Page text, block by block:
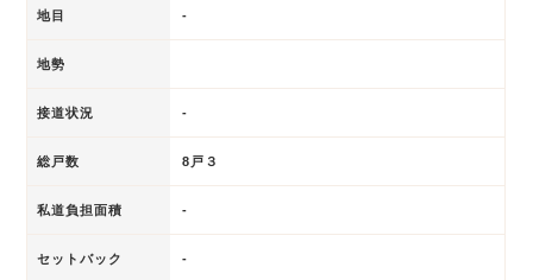
地目 -
地勢
接道状況 -
総戸数 8戸３
私道負担面積 -
セットバック -